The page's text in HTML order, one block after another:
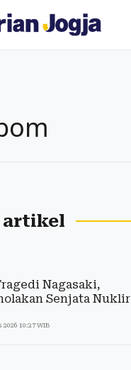
artikel
Nagasaki,
Senjata Nuklir
10:27 WIB